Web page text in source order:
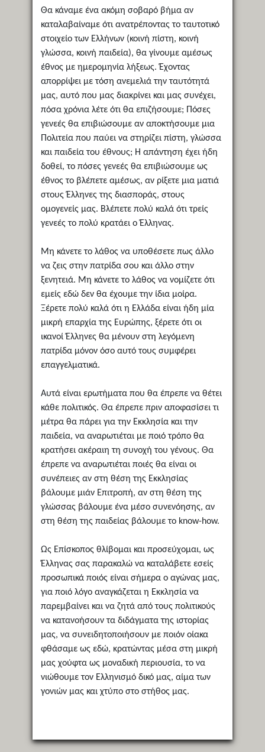
Θα κάναμε ένα ακόμη σοβαρό βήμα αν
καταλαβαίναμε ότι ανατρέποντας το ταυτοτικό
στοιχείο των Ελλήνων (κοινή πίστη, κοινή
γλώσσα, κοινή παιδεία), θα γίνουμε αμέσως
έθνος με ημερομηνία λήξεως. Έχοντας
απορρίψει με τόση ανεμελιά την ταυτότητά
μας, αυτό που μας διακρίνει και μας συνέχει,
πόσα χρόνια λέτε ότι θα επιζήσουμε; Πόσες
γενεές θα επιβιώσουμε αν αποκτήσουμε μια
Πολιτεία που παύει να στηρίζει πίστη, γλώσσα
και παιδεία του έθνους; Η απάντηση έχει ήδη
δοθεί, το πόσες γενεές θα επιβιώσουμε ως
έθνος το βλέπετε αμέσως, αν ρίξετε μια ματιά
στους Έλληνες της διασποράς, στους
ομογενείς μας. Βλέπετε πολύ καλά ότι τρείς
γενεές το πολύ κρατάει ο Έλληνας.
Μη κάνετε το λάθος να υποθέσετε πως άλλο
να ζεις στην πατρίδα σου και άλλο στην
ξενητειά. Μη κάνετε το λάθος να νομίζετε ότι
εμείς εδώ δεν θα έχουμε την ίδια μοίρα.
Ξέρετε πολύ καλά ότι η Ελλάδα είναι ήδη μία
μικρή επαρχία της Ευρώπης, ξέρετε ότι οι
ικανοί Έλληνες θα μένουν στη λεγόμενη
πατρίδα μόνον όσο αυτό τους συμφέρει
επαγγελματικά.
Αυτά είναι ερωτήματα που θα έπρεπε να θέτει
κάθε πολιτικός. Θα έπρεπε πριν αποφασίσει τι
μέτρα θα πάρει για την Εκκλησία και την
παιδεία, να αναρωτιέται με ποιό τρόπο θα
κρατήσει ακέραιη τη συνοχή του γένους. Θα
έπρεπε να αναρωτιέται ποιές θα είναι οι
συνέπειες αν στη θέση της Εκκλησίας
βάλουμε μιάν Επιτροπή, αν στη θέση της
γλώσσας βάλουμε ένα μέσο συνενόησης, αν
στη θέση της παιδείας βάλουμε το know-how.
Ως Επίσκοπος θλίβομαι και προσεύχομαι, ως
Έλληνας σας παρακαλώ να καταλάβετε εσείς
προσωπικά ποιός είναι σήμερα ο αγώνας μας,
για ποιό λόγο αναγκάζεται η Εκκλησία να
παρεμβαίνει και να ζητά από τους πολιτικούς
να κατανοήσουν τα διδάγματα της ιστορίας
μας, να συνειδητοποιήσουν με ποιόν οίακα
φθάσαμε ως εδώ, κρατώντας μέσα στη μικρή
μας χούφτα ως μοναδική περιουσία, το να
νιώθουμε τον Ελληνισμό δικό μας, αίμα των
γονιών μας και χτύπο στο στήθος μας.